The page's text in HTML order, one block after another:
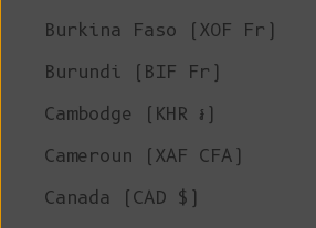
Burkina Faso (XOF Fr)
Burundi (BIF Fr)
Cambodge (KHR ៛)
Cameroun (XAF CFA)
Canada (CAD $)